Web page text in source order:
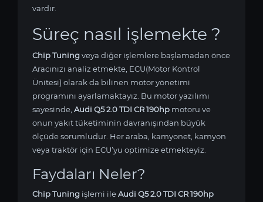
vardır.
Süreç nasıl işlemekte ?
Chip Tuningveya diğer işlemlere başlamadan önce
Aracınızı analiz etmekte, ECU(Motor Kontrol
Ünitesi) olarak da bilinen motor yönetimi
programını ayarlamaktayız. Bu motor yazılımı
sayesinde, Audi Q5 2.0 TDI CR 190hp motoru ve
onun yakıt tüketiminin davranışından büyük
ölçüde sorumludur. Her araba, kamyonet, kamyon
veya traktör için ECU’yu optimize etmekteyiz.
Faydaları Neler?
Chip Tuning işlemi ileAudi Q5 2.0 TDI CR 190hp